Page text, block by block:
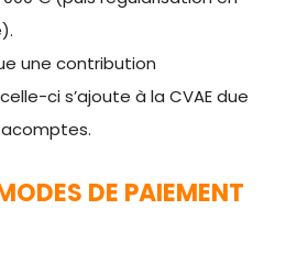
une contribution
ci s’ajoute à la CVAE due
DE PAIEMENT